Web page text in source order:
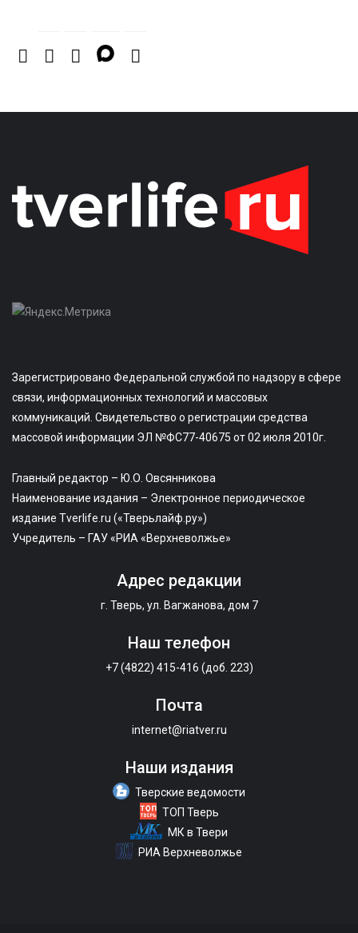
Зарегистрировано Федеральной службой по надзору в сфере
связи, информационных технологий и массовых
коммуникаций. Свидетельство о регистрации средства
массовой информации ЭЛ №ФС77-40675 от 02 июля 2010г.
Главный редактор – Ю.О. Овсянникова
Наименование издания – Электронное периодическое
издание Tverlife.ru («Тверьлайф.ру»)
Учредитель – ГАУ «РИА «Верхневолжье»
Адрес редакции
г. Тверь, ул. Вагжанова, дом 7
Наш телефон
+7 (4822) 415-416 (доб. 223)
Почта
internet@riatver.ru
Наши издания
Тверские ведомости
ТОП Тверь
МК в Твери
РИА Верхневолжье